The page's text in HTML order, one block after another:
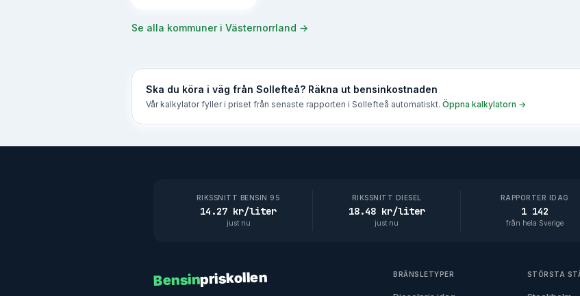
Se alla kommuner i Västernorrland →
Ska du köra i väg från Sollefteå? Räkna ut bensinkostnaden
Vår kalkylator fyller i priset från senaste rapporten i Sollefteå automatiskt. Öppna kalkylatorn →
RIKSSNITT BENSIN 95
14.27 kr/liter
just nu
RIKSSNITT DIESEL
18.48 kr/liter
just nu
RAPPORTER IDAG
1 142
från hela Sverige
Bensinpriskollen BRÄNSLETYPER STÖRSTA